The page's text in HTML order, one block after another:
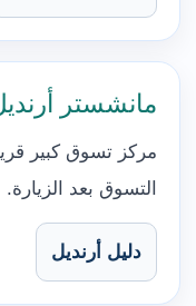
مانشستر
مركز تسوق كبير
التسوق بعد الزيارة.
دليل أرنديل